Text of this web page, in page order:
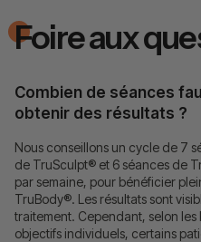
Foire aux
Combien de séances
obtenir des résultats ?
Nous conseillons un cycle de 7
de TruSculpt® et 6 séances de
par semaine, pour bénéficier
TruBody®. Les résultats sont
traitement. Cependant, selon les
objectifs individuels, certains